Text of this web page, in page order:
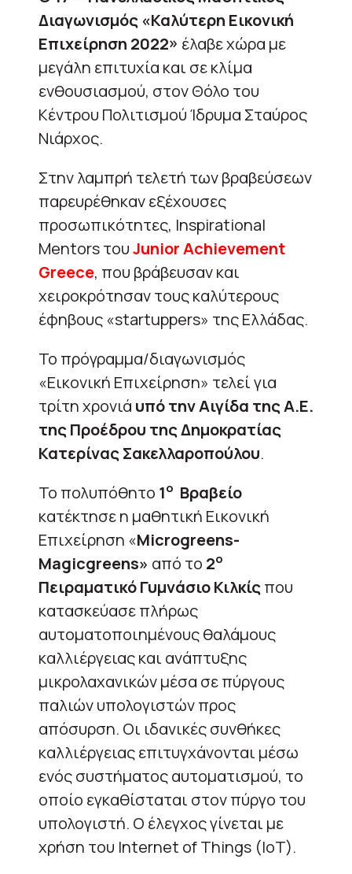
Διαγωνισμός «Καλύτερη Εικονική
Επιχείρηση 2022» έλαβε χώρα με
μεγάλη επιτυχία και σε κλίμα
ενθουσιασμού, στον Θόλο του
Κέντρου Πολιτισμού Ίδρυμα Σταύρος
Νιάρχος.
Στην λαμπρή τελετή των βραβεύσεων
παρευρέθηκαν εξέχουσες
προσωπικότητες, Inspirational
Mentors τουJuniorAchievement
Greece, που βράβευσαν και
χειροκρότησαν τους καλύτερους
έφηβους «startuppers» της Ελλάδας.
Το πρόγραμμα/διαγωνισμός
«Εικονική Επιχείρηση» τελεί για
τρίτη χρονιά υπό την Αιγίδα της Α.Ε.
της Προέδρου της Δημοκρατίας
Κατερίνας Σακελλαροπούλου.
Το πολυπόθητο 1ο Βραβείο
κατέκτησε η μαθητική Εικονική
Επιχείρηση «Microgreens-
Magicgreens» από το 2ο
Πειραματικό Γυμνάσιο Κιλκίςπου
κατασκεύασε πλήρως
αυτοματοποιημένους θαλάμους
καλλιέργειας και ανάπτυξης
μικρολαχανικών μέσα σε πύργους
παλιών υπολογιστών προς
απόσυρση. Οι ιδανικές συνθήκες
καλλιέργειας επιτυγχάνονται μέσω
ενός συστήματος αυτοματισμού, το
οποίο εγκαθίσταται στον πύργο του
υπολογιστή. Ο έλεγχος γίνεται με
χρήση του Internet of Things (ΙoΤ).